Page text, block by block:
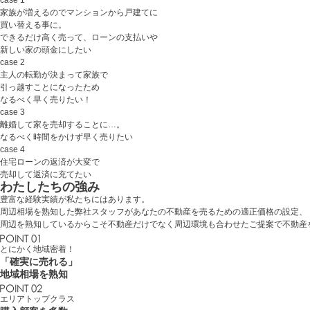
家族が増えるのでマンションから戸建てに
買い替える事に。
できるだけ高く売って、ローンの支払いや
新しい家の頭金にしたい
case 2
主人の転勤が決まって家族で
引っ越すことになったため
なるべく早く売りたい！
case 3
離婚して家を売却することに…。
なるべく時間をかけず早く売りたい
case 4
住宅ローンの返済が大変で
売却して返済に充てたい
わたしたちの強み
豊富な経験実績が私たちにはあります。
周辺相場を熟知した弊社スタッフがあなたの不動産を売るための適正価格の設定、
周辺を熟知しているからこそ不動産だけでなく周辺環境も合わせたご提案で不動産
とにかく地域密着！
「確実に売れる」
地域相場を熟知
エリアトップクラス